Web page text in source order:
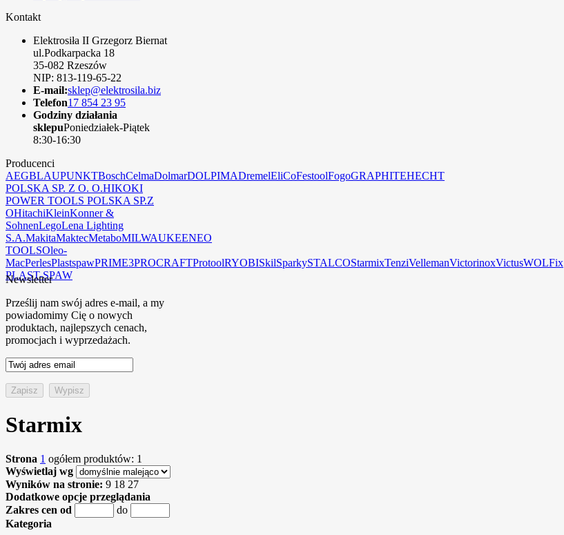
Kontakt
Elektrosiła II Grzegorz Biernat
ul.Podkarpacka 18
35-082 Rzeszów
NIP: 813-119-65-22
E-mail:sklep@elektrosila.biz
Telefon17 854 23 95
Godziny działania
sklepuPoniedziałek-Piątek
8:30-16:30
Producenci
AEGBLAUPUNKTBoschCelmaDolmarDOLPIMADremelEliCoFestoolFogoGRAPHITEHECHT
POLSKA SP. Z O. O.HIKOKI
POWER TOOLS POLSKA SP.Z
OHitachiKleinKonner &
SohnenLegoLena Lighting
S.A.MakitaMaktecMetaboMILWAUKEENEO
TOOLSOleo-
MacPerlesPlastspawPRIME3PROCRAFTProtoolRYOBISkilSparkySTALCOStarmixTenziVellemanVictorinoxVictusWOLFix
PLAST-SPAW
Newsletter
Prześlij nam swój adres e-mail, a my
powiadomimy Cię o nowych
produktach, najlepszych cenach,
promocjach i wyprzedażach.
Starmix
Strona 1 ogółem produktów: 1
Wyświetlaj wg
Wyników na stronie: 9 18 27
Dodatkowe opcje przeglądania
Zakres cen od
do
Kategoria